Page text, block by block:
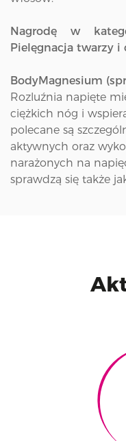
Nagrodę w
Pielęgnacja twarzy i
BodyMagnesium
Rozluźnia napięte
ciężkich nóg i
polecane są
aktywnych oraz
narażonych na
sprawdzą się także